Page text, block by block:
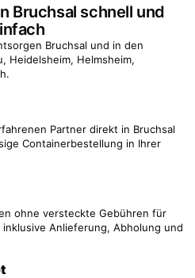
Bruchsal schnell und
Bruchsal und in den
Heidelsheim, Helmsheim,
Partner direkt in Bruchsal
Containerbestellung in Ihrer
ohne versteckte Gebühren für
Anlieferung, Abholung und